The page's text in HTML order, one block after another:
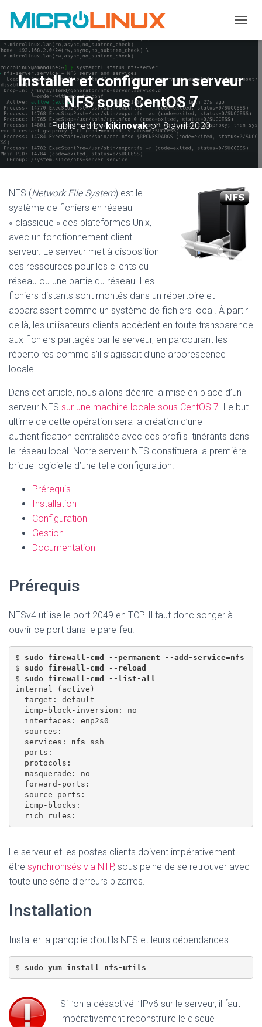
Installer et configurer un serveur
NFS sous CentOS 7
Published bykikinovakon 8 avril 2020
NFS (Network File System) est le
système de fichiers en réseau
« classique » des plateformes Unix,
avec un fonctionnement client-
serveur. Le serveur met à disposition
des ressources pour les clients du
réseau ou une partie du réseau. Les
fichiers distants sont montés dans un répertoire et
apparaissent comme un système de fichiers local. À partir
de là, les utilisateurs clients accèdent en toute transparence
aux fichiers partagés par le serveur, en parcourant les
répertoires comme s’il s’agissait d’une arborescence
locale.
Dans cet article, nous allons décrire la mise en place d’un
serveur NFS sur une machine locale sous CentOS 7. Le but
ultime de cette opération sera la création d’une
authentification centralisée avec des profils itinérants dans
le réseau local. Notre serveur NFS constituera la première
brique logicielle d’une telle configuration.
Prérequis
Installation
Configuration
Gestion
Documentation
Prérequis
NFSv4 utilise le port 2049 en TCP. Il faut donc songer à
ouvrir ce port dans le pare-feu.
$ sudo firewall-cmd --permanent --add-service=nfs
$ sudo firewall-cmd --reload
$ sudo firewall-cmd --list-all
internal (active)
  target: default
  icmp-block-inversion: no
  interfaces: enp2s0
  sources:
  services:
nfs ssh
  ports:
  protocols:
  masquerade: no
  forward-ports:
  source-ports:
  icmp-blocks:
Le serveur et les postes clients doivent impérativement
être synchronisés via NTP, sous peine de se retrouver avec
toute une série d’erreurs bizarres.
Installation
Installer la panoplie d’outils NFS et leurs dépendances.
$ sudo yum install nfs-utils
Si l’on a désactivé l’IPv6 sur le serveur, il faut
impérativement reconstruire le disque